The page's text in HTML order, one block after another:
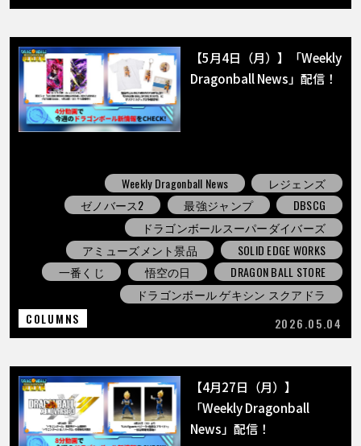
【5月4日（月）】「Weekly
Dragonball News」配信！
Weekly Dragonball News
レジェンズ
ゼノバース2
最強ジャンプ
DBSCG
ドラゴンボールスーパーダイバーズ
アミューズメント景品
SOLID EDGE WORKS
一番くじ
悟空の日
DRAGON BALL STORE
ドラゴンボール ゲキシン スクアドラ
COLUMNS
2026.05.04
【4月27日（月）】
「Weekly Dragonball
News」配信！